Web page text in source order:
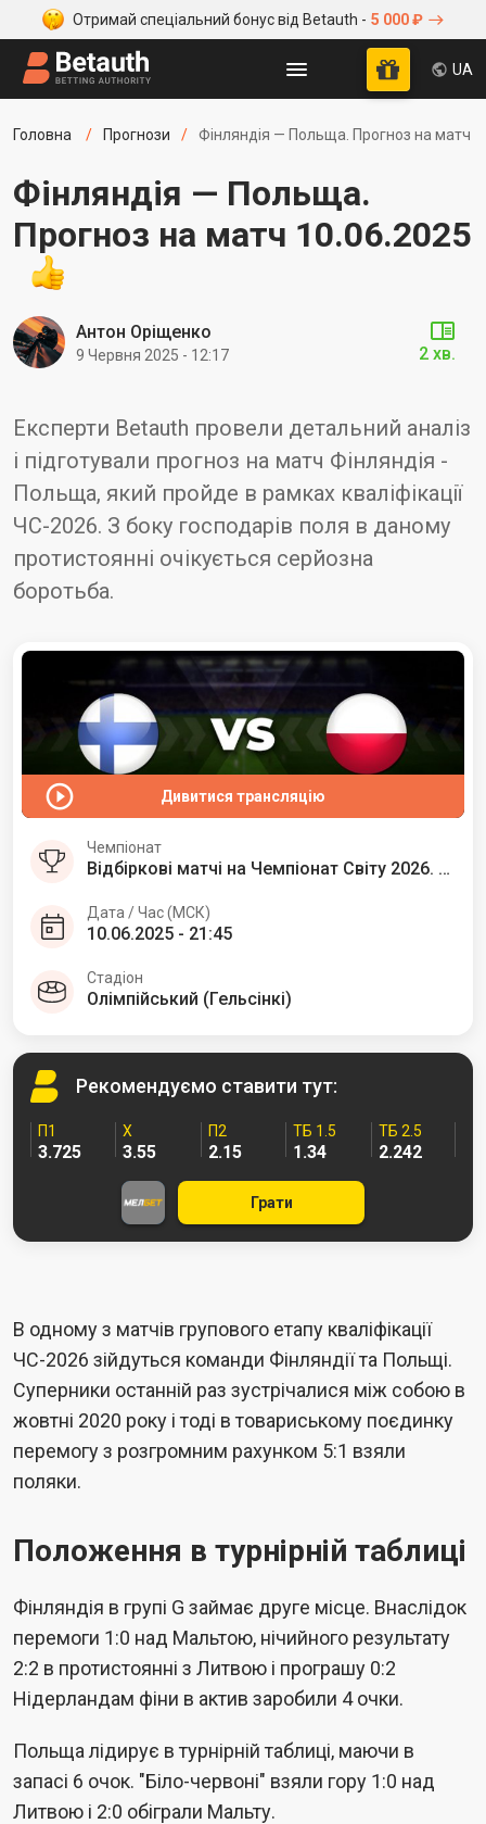
Отримай спеціальний бонус від Betauth - 5 000 ₽
UA
Головна Прогнози Фінляндія — Польща. Прогноз на матч
Фінляндія — Польща.
Прогноз на матч 10.06.2025
Експерти Betauth провели детальний аналіз
і підготували прогноз на матч Фінляндія -
Польща, який пройде в рамках кваліфікації
ЧС-2026. З боку господарів поля в даному
протистоянні очікується серйозна
боротьба.
Антон Оріщенко
9 Червня 2025 - 12:17 2 хв.
Дивитися трансляцію
Чемпіонат
Відбіркові матчі на Чемпіонат Світу 2026. Європа
Дата / Час (МСК)
10.06.2025 - 21:45
Стадіон
Олімпійський (Гельсінкі)
Рекомендуємо ставити тут:
П1
3.725
Х
3.55
П2
2.15
ТБ 1.5
1.34
ТБ 2.5
2.242
Грати
В одному з матчів групового етапу кваліфікації
ЧС-2026 зійдуться команди Фінляндії та Польщі.
Суперники останній раз зустрічалися між собою в
жовтні 2020 року і тоді в товариському поєдинку
перемогу з розгромним рахунком 5:1 взяли
поляки.
Положення в турнірній таблиці
Фінляндія в групі G займає друге місце. Внаслідок
перемоги 1:0 над Мальтою, нічийного результату
2:2 в протистоянні з Литвою і програшу 0:2
Нідерландам фіни в актив заробили 4 очки.
Польща лідирує в турнірній таблиці, маючи в
запасі 6 очок. "Біло-червоні" взяли гору 1:0 над
Литвою і 2:0 обіграли Мальту.